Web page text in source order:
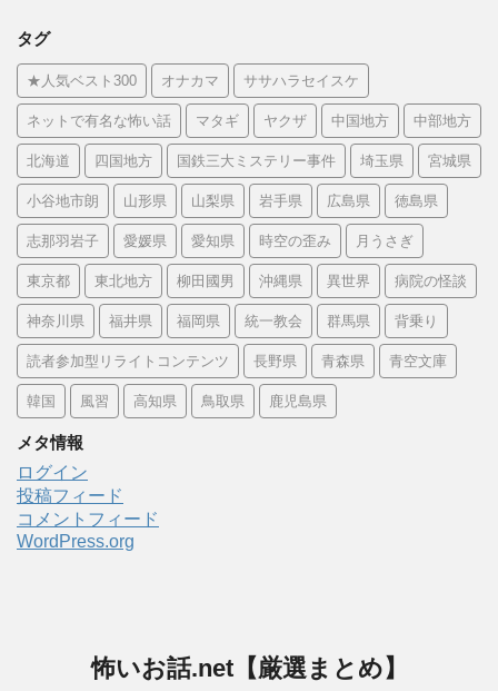
タグ
★人気ベスト300 オナカマ ササハラセイスケ
ネットで有名な怖い話 マタギ ヤクザ 中国地方 中部地方
北海道 四国地方 国鉄三大ミステリー事件 埼玉県 宮城県
小谷地市朗 山形県 山梨県 岩手県 広島県 徳島県
志那羽岩子 愛媛県 愛知県 時空の歪み 月うさぎ
東京都 東北地方 柳田國男 沖縄県 異世界 病院の怪談
神奈川県 福井県 福岡県 統一教会 群馬県 背乗り
読者参加型リライトコンテンツ 長野県 青森県 青空文庫
韓国 風習 高知県 鳥取県 鹿児島県
メタ情報
ログイン
投稿フィード
コメントフィード
WordPress.org
怖いお話.net【厳選まとめ】